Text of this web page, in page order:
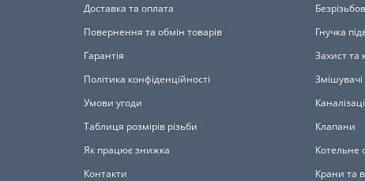
Доставка та оплата
Повернення та обмін товарів
Гарантія
Політика конфіденційності
Умови угоди
Таблиця розмірів різьби
Як працює знижка
Контакти
Гнучка
Захист та
Змішувачі
Клапани
Котельне
Крани та